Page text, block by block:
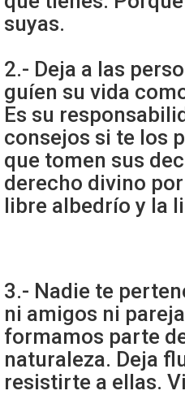
suyas.
2.- Deja a las
guíen su vida
Es su
consejos si te los
que tomen sus
derecho divino
libre albedrío y la
3.- Nadie te
ni amigos ni
formamos parte
naturaleza. Deja
resistirte a ellas.